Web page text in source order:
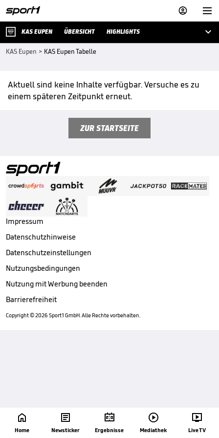


KAS EUPEN ÜBERSICHT HIGHLIGHTS 
KAS Eupen > KAS Eupen Tabelle
Aktuell sind keine Inhalte verfügbar. Versuche es zu
einem späteren Zeitpunkt erneut.

Home

Newsticker

Ergebnisse

Mediathek

Live TV
ZUR STARTSEITE
Impressum
Datenschutzhinweise
Datenschutzeinstellungen
Nutzungsbedingungen
Nutzung mit Werbung beenden
Barrierefreiheit
Copyright ©2026 Sport1 GmbH. Alle Rechte vorbehalten.